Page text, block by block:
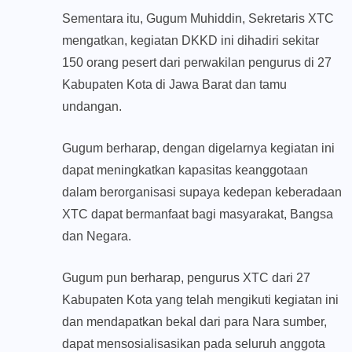
Sementara itu, Gugum Muhiddin, Sekretaris XTC
mengatkan, kegiatan DKKD ini dihadiri sekitar
150 orang pesert dari perwakilan pengurus di 27
Kabupaten Kota di Jawa Barat dan tamu
undangan.
Gugum berharap, dengan digelarnya kegiatan ini
dapat meningkatkan kapasitas keanggotaan
dalam berorganisasi supaya kedepan keberadaan
XTC dapat bermanfaat bagi masyarakat, Bangsa
dan Negara.
Gugum pun berharap, pengurus XTC dari 27
Kabupaten Kota yang telah mengikuti kegiatan ini
dan mendapatkan bekal dari para Nara sumber,
dapat mensosialisasikan pada seluruh anggota